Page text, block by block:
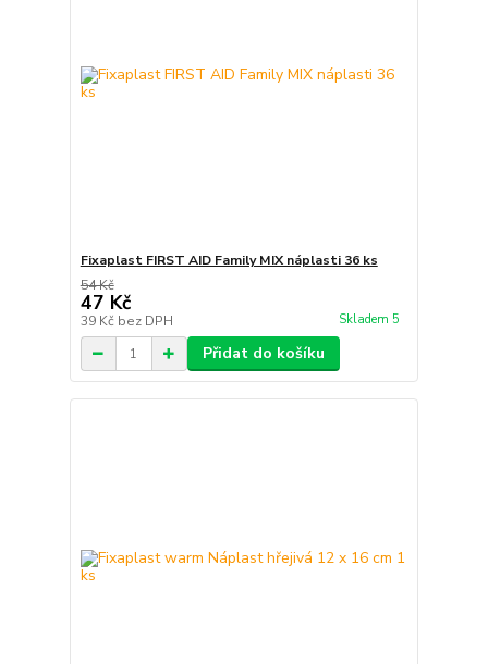
Fixaplast FIRST AID Family MIX náplasti 36 ks
54 Kč
47 Kč
39 Kč bez DPH Skladem 5
Přidat do košíku